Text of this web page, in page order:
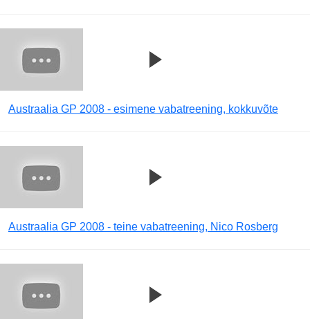
Austraalia GP 2008 - esimene vabatreening, kokkuvõte
Austraalia GP 2008 - teine vabatreening, Nico Rosberg